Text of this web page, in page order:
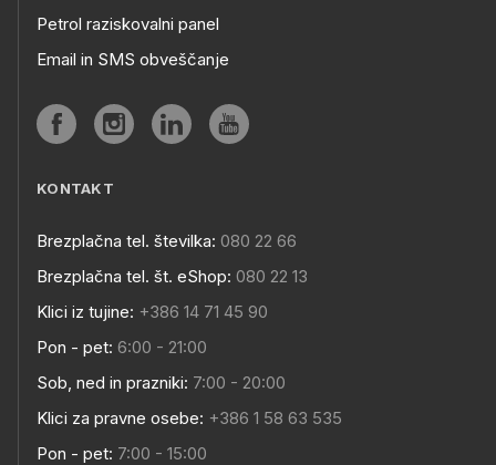
Petrol raziskovalni panel
Email in SMS obveščanje
KONTAKT
Brezplačna tel. številka: 080 22 66
Brezplačna tel. št. eShop: 080 22 13
Klici iz tujine: +386 14 71 45 90
Pon - pet: 6:00 - 21:00
Sob, ned in prazniki: 7:00 - 20:00
Klici za pravne osebe: +386 1 58 63 535
Pon - pet: 7:00 - 15:00